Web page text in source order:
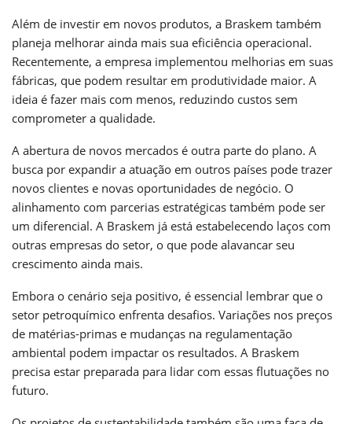
Além de investir em novos produtos, a Braskem também
planeja melhorar ainda mais sua eficiência operacional.
Recentemente, a empresa implementou melhorias em suas
fábricas, que podem resultar em produtividade maior. A
ideia é fazer mais com menos, reduzindo custos sem
comprometer a qualidade.
A abertura de novos mercados é outra parte do plano. A
busca por expandir a atuação em outros países pode trazer
novos clientes e novas oportunidades de negócio. O
alinhamento com parcerias estratégicas também pode ser
um diferencial. A Braskem já está estabelecendo laços com
outras empresas do setor, o que pode alavancar seu
crescimento ainda mais.
Embora o cenário seja positivo, é essencial lembrar que o
setor petroquímico enfrenta desafios. Variações nos preços
de matérias-primas e mudanças na regulamentação
ambiental podem impactar os resultados. A Braskem
precisa estar preparada para lidar com essas flutuações no
futuro.